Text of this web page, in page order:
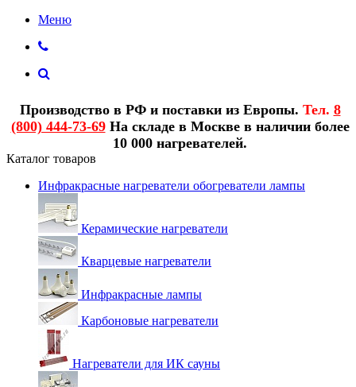
Меню
Производство в РФ и поставки из Европы. Тел. 8
(800) 444-73-69На складе в Москве в наличии более
10 000 нагревателей.
Каталог товаров
Инфракрасные нагреватели обогреватели лампы
Керамические нагреватели
Кварцевые нагреватели
Инфракрасные лампы
Карбоновые нагреватели
Нагреватели для ИК сауны